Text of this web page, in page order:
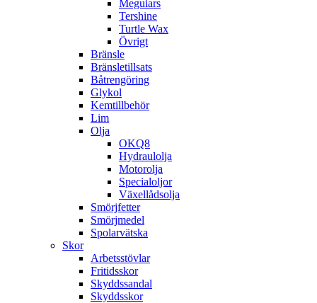
Meguiars
Tershine
Turtle Wax
Övrigt
Bränsle
Bränsletillsats
Båtrengöring
Glykol
Kemtillbehör
Lim
Olja
OKQ8
Hydraulolja
Motorolja
Specialoljor
Växellådsolja
Smörjfetter
Smörjmedel
Spolarvätska
Skor
Arbetsstövlar
Fritidsskor
Skyddssandal
Skyddsskor